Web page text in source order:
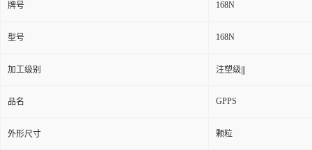
型号 168N
加工级别 注塑级|||
品名 GPPS
外形尺寸 颗粒
厂家 英力士苯领